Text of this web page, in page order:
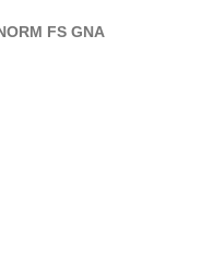
FS GNA